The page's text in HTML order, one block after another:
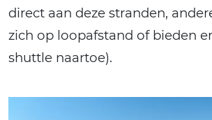
direct aan deze stranden,
zich op loopafstand of bieden
shuttle naartoe).